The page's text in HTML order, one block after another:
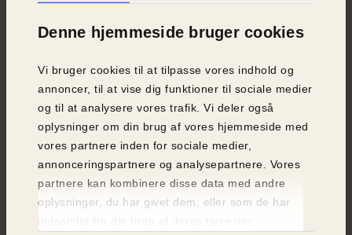
Denne hjemmeside bruger cookies
Vi bruger cookies til at tilpasse vores indhold og
annoncer, til at vise dig funktioner til sociale medier
og til at analysere vores trafik. Vi deler også
oplysninger om din brug af vores hjemmeside med
vores partnere inden for sociale medier,
annonceringspartnere og analysepartnere. Vores
partnere kan kombinere disse data med andre
oplysninger, du har givet dem, eller som de har